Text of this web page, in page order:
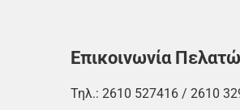
Επικοινωνία
Τηλ.: 2610 527416 / 2610